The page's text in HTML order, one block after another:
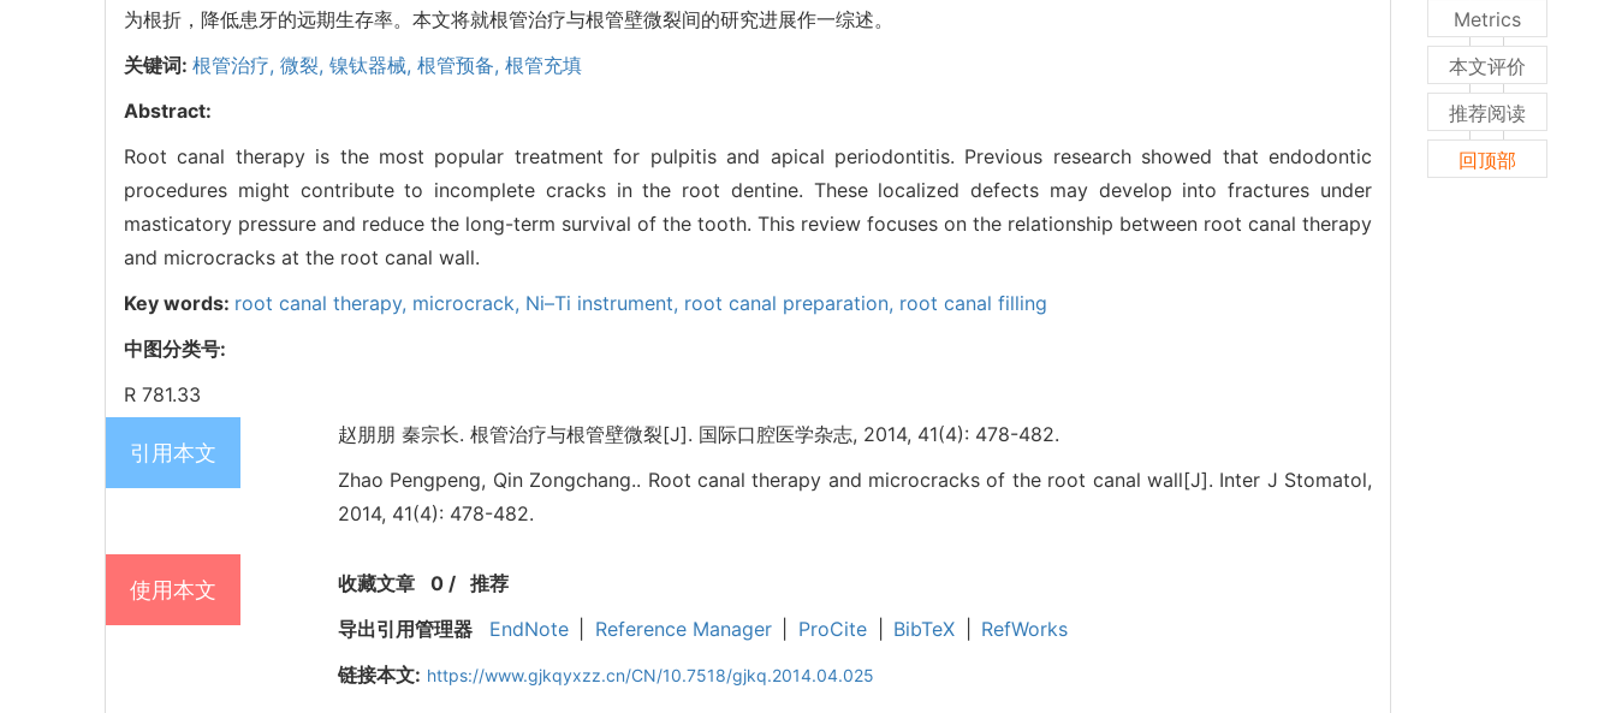
为根折，降低患牙的远期生存率。本文将就根管治疗与根管壁微裂间的研究进展作一综述。
关键词: 根管治疗, 微裂, 镍钛器械, 根管预备, 根管充填
Abstract:
Root canal therapy is the most popular treatment for pulpitis and apical periodontitis. Previous research showed that endodontic
procedures might contribute to incomplete cracks in the root dentine. These localized defects may develop into fractures under
masticatory pressure and reduce the long-term survival of the tooth. This review focuses on the relationship between root canal therapy
and microcracks at the root canal wall.
Key words: root canal therapy, microcrack, Ni–Ti instrument, root canal preparation, root canal filling
中图分类号:
R 781.33
引用本文
赵朋朋 秦宗长. 根管治疗与根管壁微裂[J]. 国际口腔医学杂志, 2014, 41(4): 478-482.
Zhao Pengpeng, Qin Zongchang.. Root canal therapy and microcracks of the root canal wall[J]. Inter J Stomatol,
2014, 41(4): 478-482.
使用本文 收藏文章 0/ 推荐
导出引用管理器
EndNote Reference Manager ProCite BibTeX
RefWorks
链接本文: https://www.gjkqyxzz.cn/CN/10.7518/gjkq.2014.04.025
Metrics
本文评价
推荐阅读
回顶部